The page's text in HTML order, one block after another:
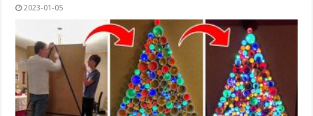
2023-01-05